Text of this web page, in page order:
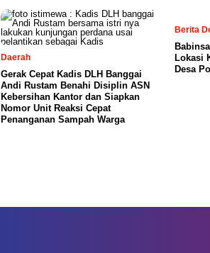
Daerah
Gerak Cepat Kadis DLH Banggai
Andi Rustam Benahi Disiplin ASN
Kebersihan Kantor dan Siapkan
Nomor Unit Reaksi Cepat
Penanganan Sampah Warga
Berita
Lokasi
Desa